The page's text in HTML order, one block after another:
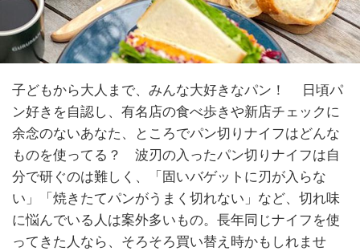
子どもから大人まで、みんな大好きなパン！ 日頃パ
ン好きを自認し、有名店の食べ歩きや新店チェックに
余念のないあなた、ところでパン切りナイフはどんな
ものを使ってる？ 波刃の入ったパン切りナイフは自
分で研ぐのは難しく、「固いバゲットに刃が入らな
い」「焼きたてパンがうまく切れない」など、切れ味
に悩んでいる人は案外多いもの。長年同じナイフを使
ってきた人なら、そろそろ買い替え時かもしれませ